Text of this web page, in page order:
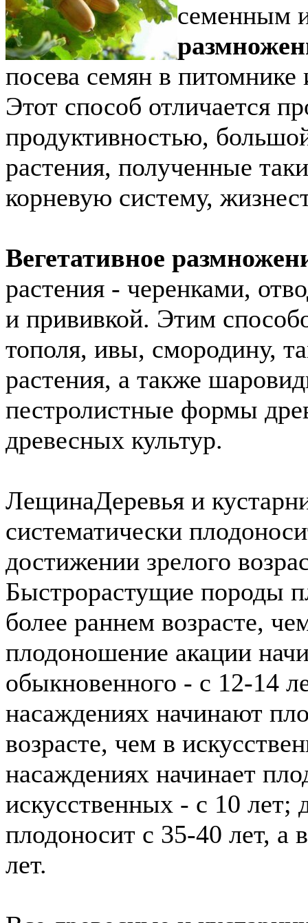
семенным
посева семян в
Этот способ отличается
продуктивностью,
растения, полученные
корневую систему,
Вегетативное
растения - черенками,
и прививкой. Этим
тополя, ивы, смородину,
растения, а также
пестролистные формы
древесных культур.
ЛещинаДеревья и
систематически
достижении зрелого
Быстрорастущие породы
более раннем возрасте,
плодоношение акации
обыкновенного - с 12-14
насаждениях начинают
возрасте, чем в
насаждениях начинает
искусственных - с 10 лет;
плодоносит с 35-40 лет, а
лет.